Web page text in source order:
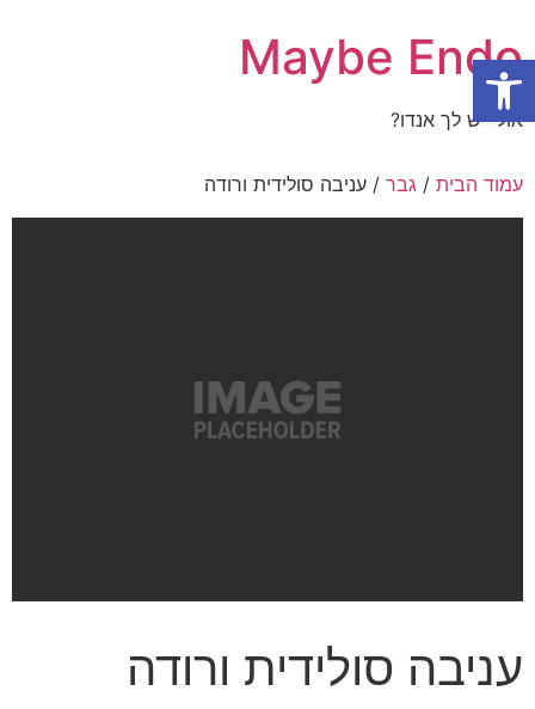
Maybe Endo
אולי יש לך אנדו?
עמוד הבית / גבר / עניבה סולידית ורודה
עניבה סולידית ורודה
פתח סרגל נגישות